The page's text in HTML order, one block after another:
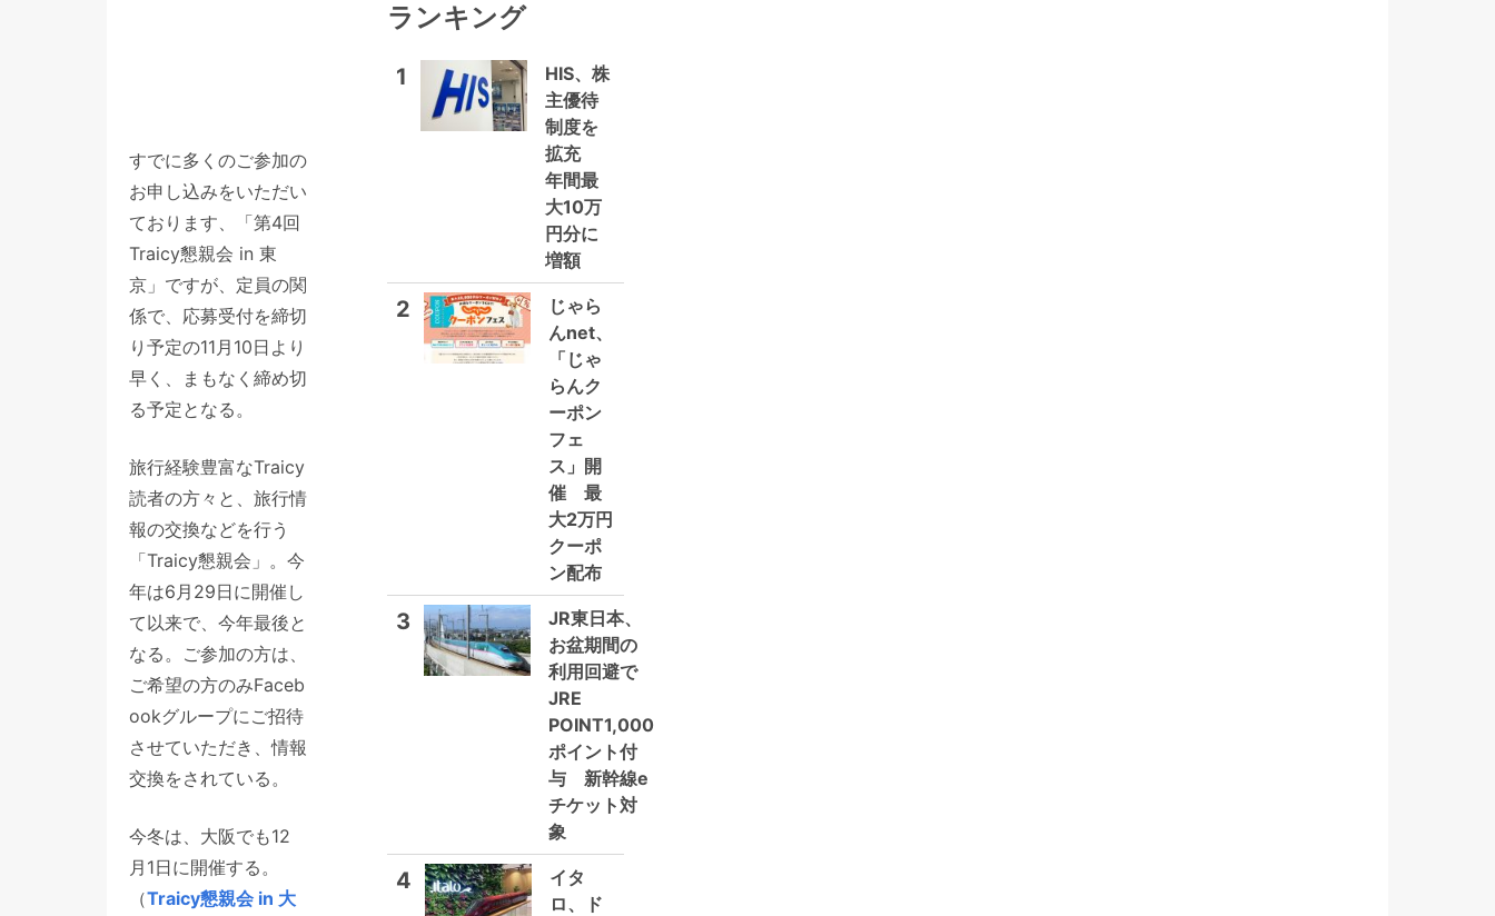
すでに多くのご参加の
お申し込みをいただい
ております、「第4回
Traicy懇親会 in 東
京」ですが、定員の関
係で、応募受付を締切
り予定の11月10日より
早く、まもなく締め切
る予定となる。
旅行経験豊富なTraicy
読者の方々と、旅行情
報の交換などを行う
「Traicy懇親会」。今
年は6月29日に開催し
て以来で、今年最後と
なる。ご参加の方は、
ご希望の方のみFaceb
ookグループにご招待
させていただき、情報
交換をされている。
今冬は、大阪でも12
月1日に開催する。
（Traicy懇親会 in 大
ランキング
1
HIS、株
主優待
制度を
拡充
年間最
大10万
円分に
増額
2
じゃら
んnet、
「じゃ
らんク
ーポン
フェ
ス」開
催 最
大2万円
クーポ
ン配布
3
JR東日本、
お盆期間の
利用回避で
JRE
POINT1,000
ポイント付
与 新幹線e
チケット対
象
4
イタ
ロ、ド